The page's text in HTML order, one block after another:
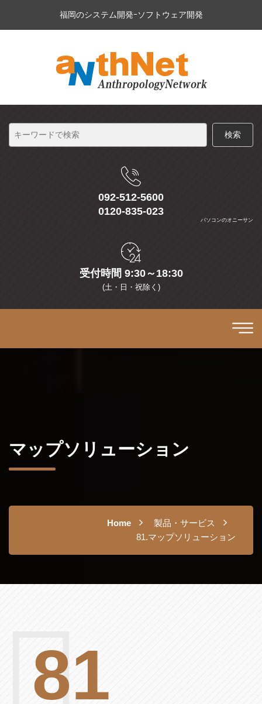
福岡のシステム開発ｰソフトウェア開発
092-512-5600
0120-835-023
パソコンのオニーサン
受付時間 9:30～18:30
(土・日・祝除く)
マップソリューション
Home
製品・サービス
81.マップソリューション
81